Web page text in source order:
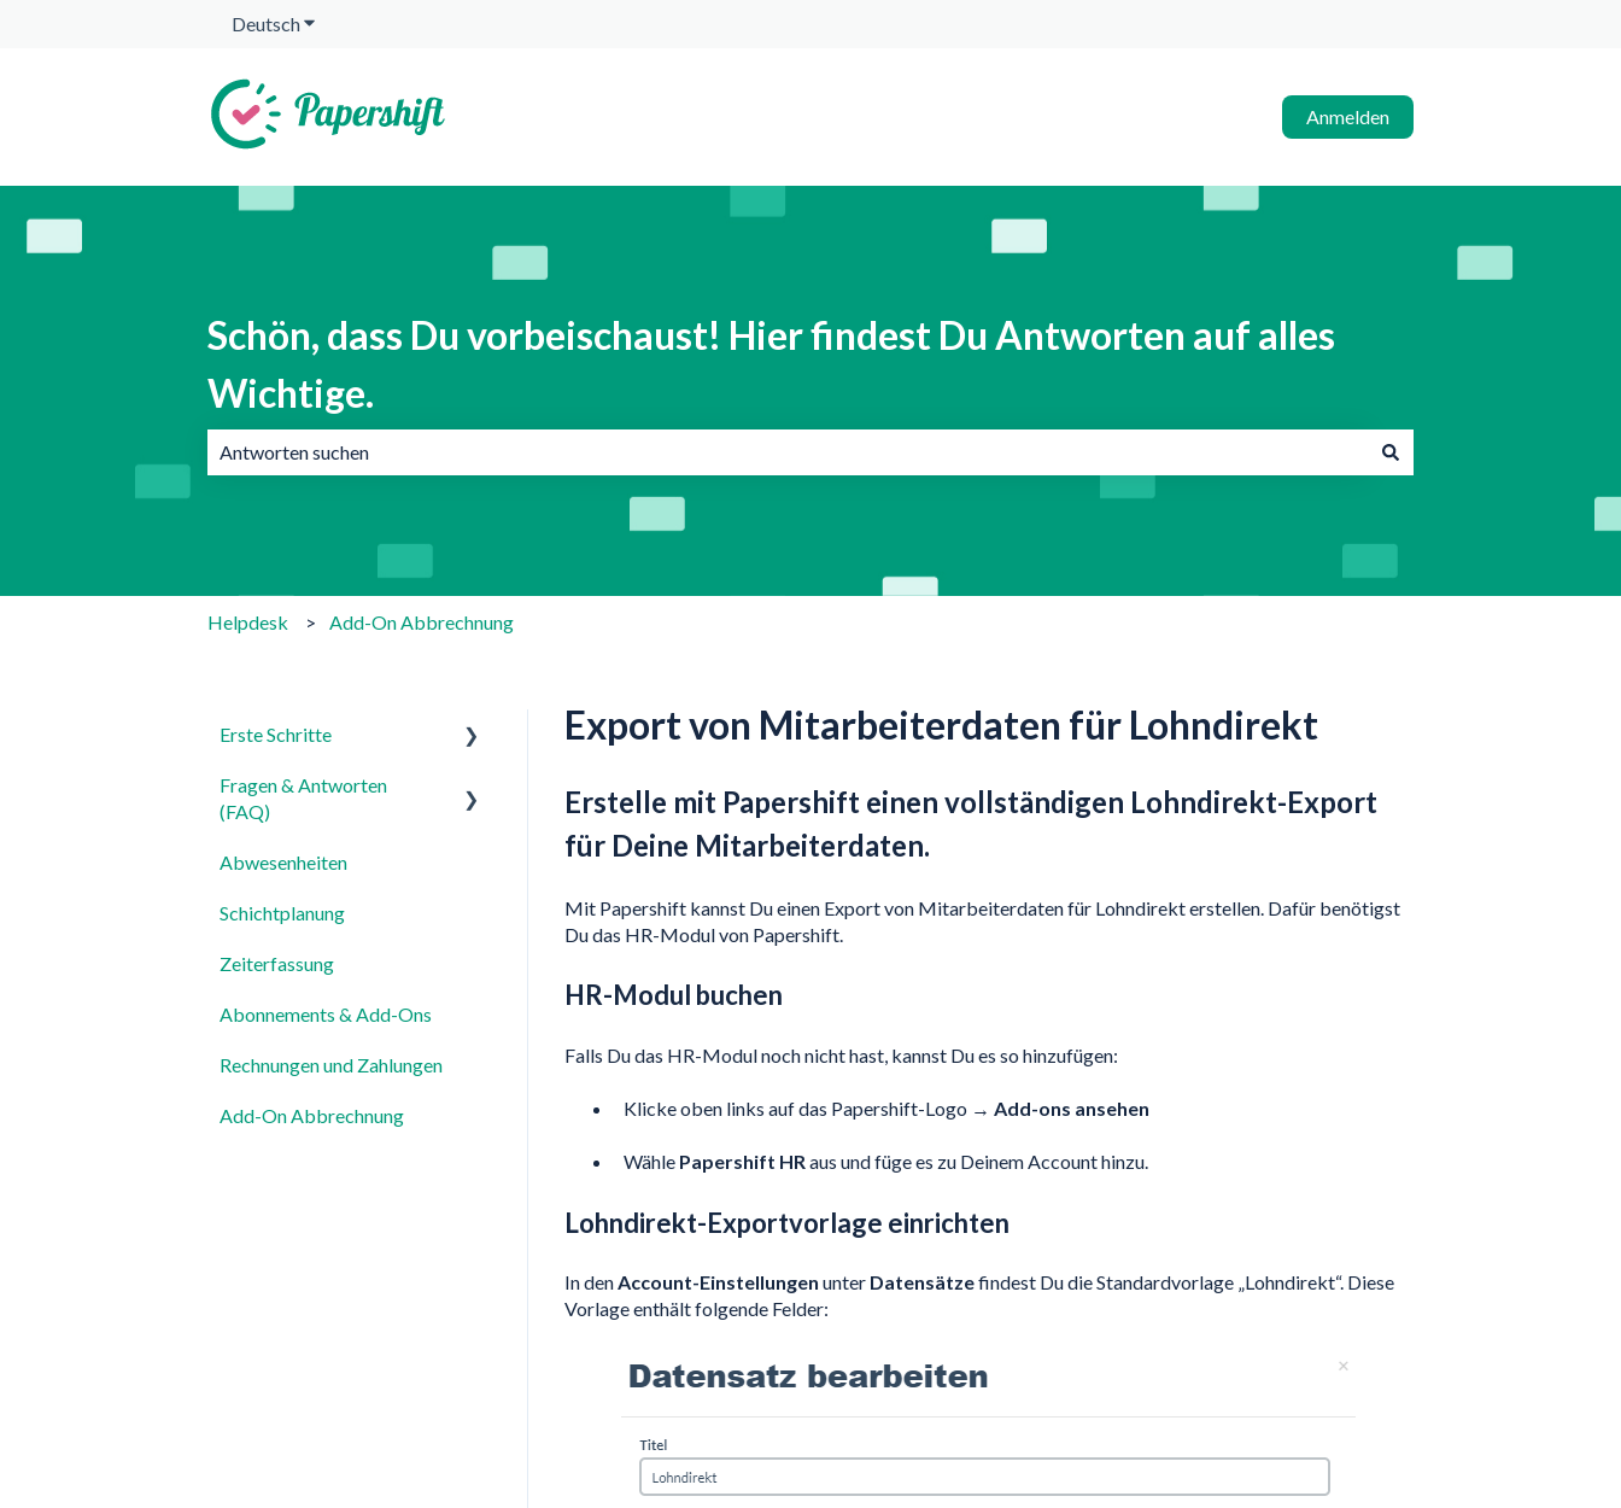
DeutschUntermenü für Übersetzungen anzeigen
Anmelden
Schön, dass Du vorbeischaust! Hier findest Du Antworten auf alles
Wichtige.
Helpdesk Add-On Abbrechnung
Export von Mitarbeiterdaten für Lohndirekt
Erstelle mit Papershift einen vollständigen Lohndirekt-Export
für Deine Mitarbeiterdaten.
Mit Papershift kannst Du einen Export von Mitarbeiterdaten für Lohndirekt erstellen. Dafür benötigst
Du das HR-Modul von Papershift.
HR-Modul buchen
Falls Du das HR-Modul noch nicht hast, kannst Du es so hinzufügen:
Klicke oben links auf das Papershift-Logo → Add-ons ansehen
Wähle Papershift HRaus und füge es zu Deinem Account hinzu.
Lohndirekt-Exportvorlage einrichten
In denAccount-Einstellungen unter Datensätzefindest Du die Standardvorlage „Lohndirekt“. Diese
Vorlage enthält folgende Felder:
Erste Schritte
Für Admins
Fragen & Antworten
(FAQ)
Login, Account & Sicherheit
Mitarbeiterverwaltung
Mitarbeiterprofile &
Arbeitsbereiche
Zeiterfassung, Soll-Stunden
Abwesenheiten
Schichtplanung
Zeiterfassung
Abonnements & Add-Ons
Rechnungen und Zahlungen
Add-On Abbrechnung